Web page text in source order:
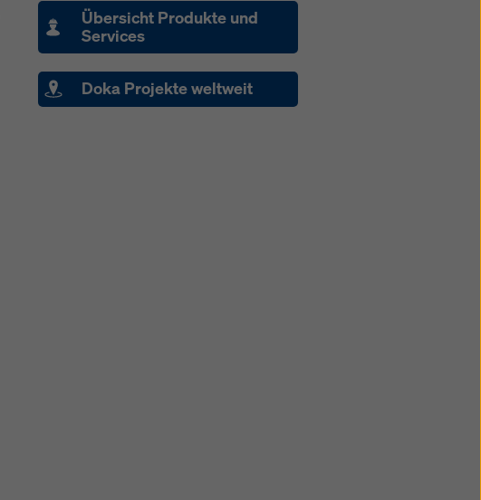
Übersicht Produkte und
Services
Doka Projekte weltweit